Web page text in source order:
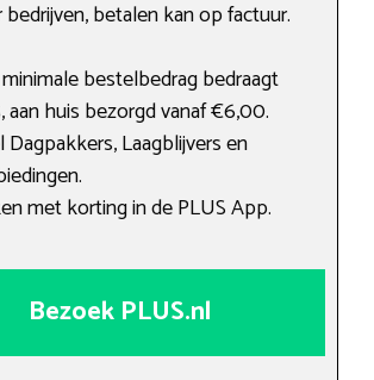
betalen kan op factuur.
bestelbedrag bedraagt
aan huis bezorgd vanaf €6,00.
Dagpakkers, Laagblijvers en
met korting in de PLUS App.
Bezoek PLUS.nl